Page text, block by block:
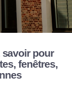
savoir pour
fenêtres,